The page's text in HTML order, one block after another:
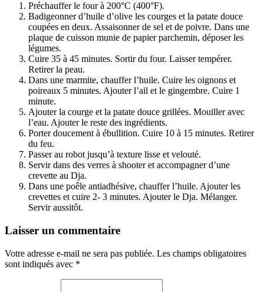
Préchauffer le four à 200°C (400°F).
Badigeonner d’huile d’olive les courges et la patate douce
coupées en deux. Assaisonner de sel et de poivre. Dans une
plaque de cuisson munie de papier parchemin, déposer les
légumes.
Cuire 35 à 45 minutes. Sortir du four. Laisser tempérer.
Retirer la peau.
Dans une marmite, chauffer l’huile. Cuire les oignons et
poireaux 5 minutes. Ajouter l’ail et le gingembre. Cuire 1
minute.
Ajouter la courge et la patate douce grillées. Mouiller avec
l’eau. Ajouter le reste des ingrédients.
Porter doucement à ébullition. Cuire 10 à 15 minutes. Retirer
du feu.
Passer au robot jusqu’à texture lisse et velouté.
Servir dans des verres à shooter et accompagner d’une
crevette au Dja.
Dans une poêle antiadhésive, chauffer l’huile. Ajouter les
crevettes et cuire 2- 3 minutes. Ajouter le Dja. Mélanger.
Servir aussitôt.
Laisser un commentaire
Votre adresse e-mail ne sera pas publiée. Les champs obligatoires
sont indiqués avec *